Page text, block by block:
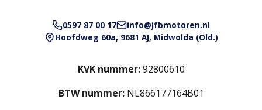
0597 87 00 17
info@jfbmotoren.nl
Hoofdweg 60a, 9681 AJ, Midwolda (Old.)
KVK nummer:92800610
BTW nummer:NL866177164B01